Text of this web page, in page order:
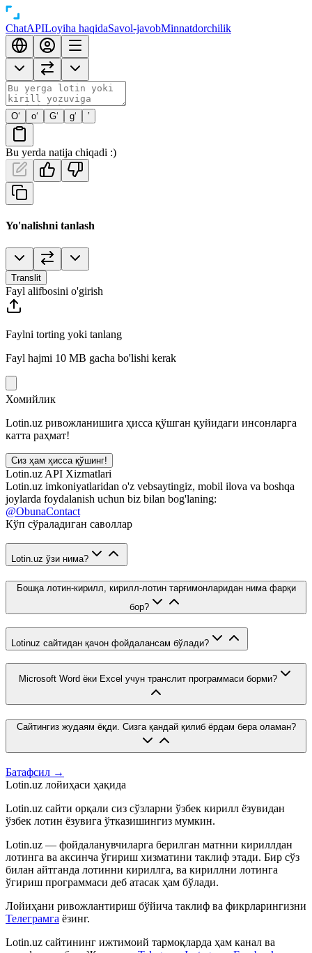
ChatAPILoyiha haqidaSavol-javobMinnatdorchilik
O‘ o‘ G‘ g‘ ’
Bu yerda natija chiqadi :)
Yo'nalishni tanlash
Translit
Fayl alifbosini o'girish
Faylni torting yoki tanlang
Fayl hajmi 10 MB gacha bo'lishi kerak
Хомийлик
Lotin.uz ривожланишига ҳисса қўшган қуйидаги инсонларга
катта раҳмат!
Сиз ҳам ҳисса қўшинг!
Lotin.uz API Xizmatlari
Lotin.uz imkoniyatlaridan o'z vebsaytingiz, mobil ilova va boshqa
joylarda foydalanish uchun biz bilan bog'laning:
@ObunaContact
Кўп сўраладиган саволлар
Lotin.uz ўзи нима?
Бошқа лотин-кирилл, кирилл-лотин тарғимонларидан нима фарқи
бор?
Lotinuz сайтидан қачон фойдалансам бўлади?
Microsoft Word ёки Excel учун транслит программаси борми?
Сайтингиз жудаям ёқди. Сизга қандай қилиб ёрдам бера оламан?
Батафсил →
Lotin.uz лойиҳаси ҳақида
Lotin.uz сайти орқали сиз сўзларни ўзбек кирилл ёзувидан
ўзбек лотин ёзувига ўтказишингиз мумкин.
Lotin.uz — фойдаланувчиларга берилган матнни кириллдан
лотинга ва аксинча ўгириш хизматини таклиф этади. Бир сўз
билан айтганда лотинни кириллга, ва кириллни лотинга
ўгириш программаси деб атасак ҳам бўлади.
Лойиҳани ривожлантириш бўйича таклиф ва фикрларингизни
Телеграмга ёзинг.
Lotin.uz сайтининг ижтимоий тармоқларда ҳам канал ва